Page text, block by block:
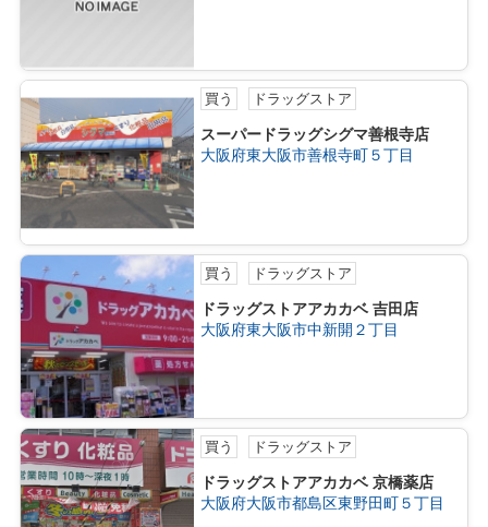
買う ドラッグストア
スーパードラッグシグマ善根寺店
大阪府東大阪市善根寺町５丁目
買う ドラッグストア
ドラッグストアアカカベ 吉田店
大阪府東大阪市中新開２丁目
買う ドラッグストア
ドラッグストアアカカベ 京橋薬店
大阪府大阪市都島区東野田町５丁目